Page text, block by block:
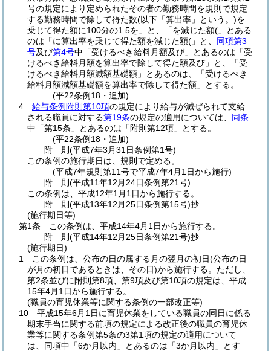
号の規定により定められたその者の勤務時間を規則で規定
する勤務時間で除して得た数(以下「算出率」という。)を
乗じて得た額に100分の1.5を」と、「を減じた額(」とある
のは「に算出率を乗じて得た額を減じた額(」と、 同項第3
号及び第4号中「受けるべき給料月額及び」とあるのは「受
けるべき給料月額を算出率で除して得た額及び」と、「受
けるべき給料月額減額基礎額」とあるのは、「受けるべき
給料月額減額基礎額を算出率で除して得た額」とする。
(平22条例18・追加)
4
給与条例附則第10項の規定により給与が減ぜられて支給
される職員に対する第19条の規定の適用については、 同条
中「第15条」とあるのは「附則第12項」とする。
(平22条例18・追加)
附 則(平成7年3月31日条例第1号)
この条例の施行期日は、規則で定める。
(平成7年規則第11号で平成7年4月1日から施行)
附 則(平成11年12月24日条例第21号)
この条例は、平成12年1月1日から施行する。
附 則(平成13年12月25日条例第15号)抄
(施行期日等)
第1条
この条例は、平成14年4月1日から施行する。
附 則(平成14年12月25日条例第21号)抄
(施行期日)
1
この条例は、公布の日の属する月の翌月の初日(公布の日
が月の初日であるときは、その日)から施行する。 ただし、
第2条並びに附則第8項、第9項及び第10項の規定は、平成
15年4月1日から施行する。
(職員の育児休業等に関する条例の一部改正等)
10
平成15年6月1日に育児休業をしている職員の同日に係る
期末手当に関する前項の規定による改正後の職員の育児休
業等に関する条例第5条の3第1項の規定の適用について
は、同項中「6か月以内」とあるのは「3か月以内」とす